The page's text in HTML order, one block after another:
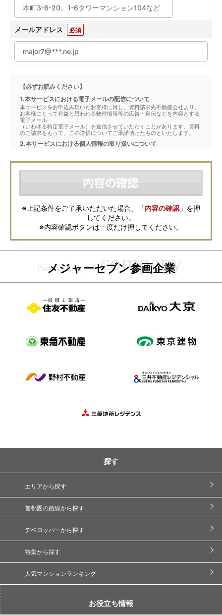
メールアドレス 必須
【必ずお読みください】
1.本サービスにおける電子メールの配信について
本サービスをお申込み頂いたお客様に対し、資料請求先不動産会社より、
お客様にとって有益と思われる物件情報等の広告・宣伝などを内容とする
電子メール
（いわゆる特定電子メール）を送信させていただくことがあります。資料
のご請求をもって、この送信についてご承諾頂けたものといたします。
2.本サービスにおける個人情報の取り扱いについて
本フォームからお客様が記入・登録された個人情報は、ダイレクトメール
などの資料送付・電子メールの送信・電話連絡などの目的で資料請求先不
動産会社が利用・保管します。資料請求先不動産会社が保管する個人情報
の取扱いについては、各不動産会社に直接お問合せください。
また、上記とは別にメジャーセブンでは本サービスを円滑に運用するため
に、お客様の個人情報をサービスご利用の控えとして一定期間保管いたし
ます。 ご記入の内容が不明瞭で資料をお送りできない場合、その他当社が
本サービスを円滑に運用するために必要な範囲において、直接メジャーセ
ブンから確認のご連絡をさせていただくことがありますので、あらかじめ
ご了承ください。
メジャーセブンの個人情報の取扱い方針についてはこちらをご覧くださ
※上記条件をご了承いただいた場合、 「内容の確認」 を押
してください。
※内容確認ボタンは一度だけ押してください。
メジャーセブン参画企業
探す
エリアから探す
首都圏の路線から探す
デベロッパーから探す
特集から探す
人気マンションランキング
お役立ち情報